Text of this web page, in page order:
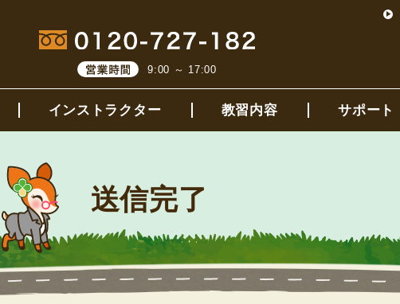
9:00 ～ 17:00
インストラクター 教習内容 サポート
送信完了